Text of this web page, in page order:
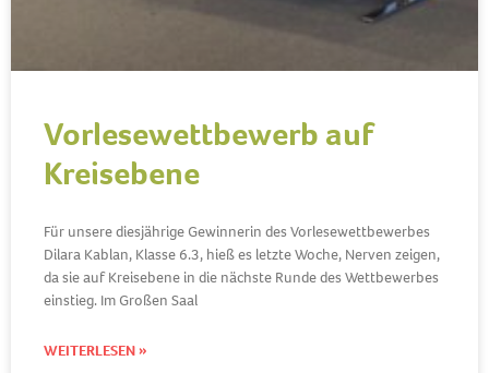
Vorlesewettbewerb auf
Kreisebene
Für unsere diesjährige Gewinnerin des Vorlesewettbewerbes
Dilara Kablan, Klasse 6.3, hieß es letzte Woche, Nerven zeigen,
da sie auf Kreisebene in die nächste Runde des Wettbewerbes
einstieg. Im Großen Saal
WEITERLESEN »